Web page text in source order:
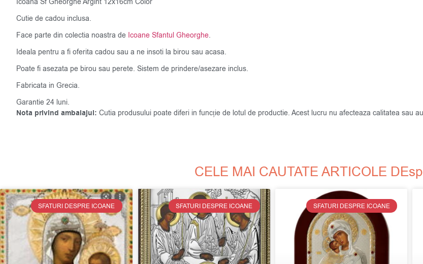
Icoana Sf Gheorghe Argint 12x16cm Color
Cutie de cadou inclusa.
Face parte din colectia noastra de Icoane Sfantul Gheorghe.
Ideala pentru a fi oferita cadou sau a ne insoti la birou sau acasa.
Poate fi asezata pe birou sau perete. Sistem de prindere/asezare inclus.
Fabricata in Grecia.
Garantie 24 luni.
Nota privind ambalajul: Cutia produsului poate diferi in funcție de lotul de productie. Acest lucru nu afecteaza calitatea sau
CELE MAI CAUTATE ARTICOLE
SFATURI DESPRE ICOANE SFATURI DESPRE ICOANE SFATURI DESPRE ICOANE